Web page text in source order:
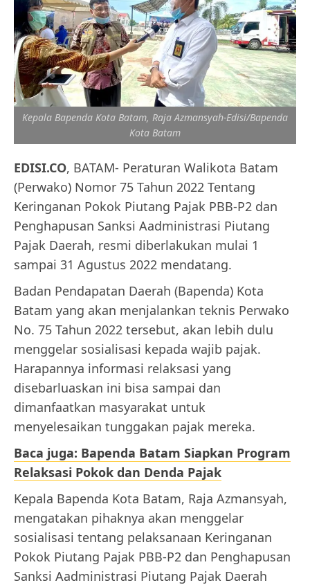
Kepala Bapenda Kota Batam, Raja Azmansyah-Edisi/Bapenda
Kota Batam
EDISI.CO, BATAM- Peraturan Walikota Batam
(Perwako) Nomor 75 Tahun 2022 Tentang
Keringanan Pokok Piutang Pajak PBB-P2 dan
Penghapusan Sanksi Aadministrasi Piutang
Pajak Daerah, resmi diberlakukan mulai 1
sampai 31 Agustus 2022 mendatang.
Badan Pendapatan Daerah (Bapenda) Kota
Batam yang akan menjalankan teknis Perwako
No. 75 Tahun 2022 tersebut, akan lebih dulu
menggelar sosialisasi kepada wajib pajak.
Harapannya informasi relaksasi yang
disebarluaskan ini bisa sampai dan
dimanfaatkan masyarakat untuk
menyelesaikan tunggakan pajak mereka.
Baca juga: Bapenda Batam Siapkan Program
Relaksasi Pokok dan Denda Pajak
Kepala Bapenda Kota Batam, Raja Azmansyah,
mengatakan pihaknya akan menggelar
sosialisasi tentang pelaksanaan Keringanan
Pokok Piutang Pajak PBB-P2 dan Penghapusan
Sanksi Aadministrasi Piutang Pajak Daerah